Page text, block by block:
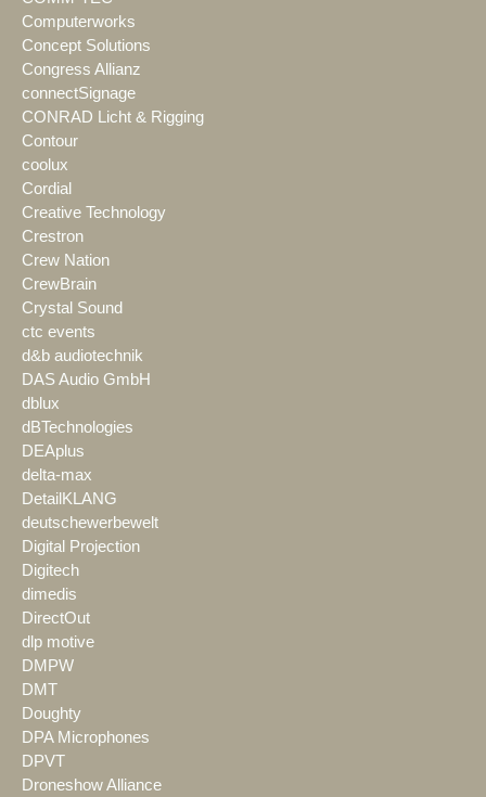
Computerworks
Concept Solutions
Congress Allianz
connectSignage
CONRAD Licht & Rigging
Contour
coolux
Cordial
Creative Technology
Crestron
Crew Nation
CrewBrain
Crystal Sound
ctc events
d&b audiotechnik
DAS Audio GmbH
dblux
dBTechnologies
DEAplus
delta-max
DetailKLANG
deutschewerbewelt
Digital Projection
Digitech
dimedis
DirectOut
dlp motive
DMPW
DMT
Doughty
DPA Microphones
DPVT
Droneshow Alliance